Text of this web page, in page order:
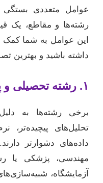
عوامل متعددی بستگی
رشته‌ها و مقاطع، یک
این عوامل به شما کمک
داشته باشید و بهترین
۱. رشته تحصیلی و پیچیدگی موضوع
برخی رشته‌ها به
تحلیل‌های پیچیده‌تر،
داده‌های دشوارتر
مهندسی، پزشکی یا
آزمایشگاه،